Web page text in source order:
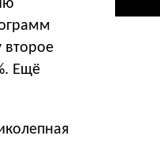
второе
Ещё